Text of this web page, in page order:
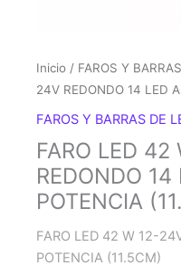
Inicio / FAROS Y
24V REDONDO 14 LED
FAROS Y BARRAS DE
FARO LED 42
REDONDO 14
POTENCIA
FARO LED 42 W 12-
POTENCIA (11.5CM)